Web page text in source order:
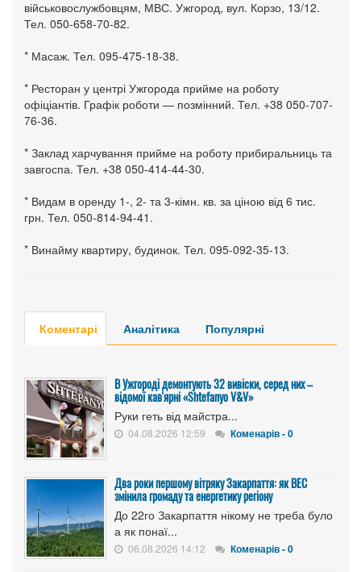
військовослужбовцям, МВС. Ужгород, вул. Корзо, 13/12.
Тел. 050-658-70-82.
* Масаж. Тел. 095-475-18-38.
* Ресторан у центрі Ужгорода прийме на роботу
офіціантів. Графік роботи — позмінний. Тел. +38 050-707-
76-36.
* Заклад харчування прийме на роботу прибиральниць та
завгоспа. Тел. +38 050-414-44-30.
* Видам в оренду 1-, 2- та 3-кімн. кв. за ціною від 6 тис.
грн. Тел. 050-814-94-41.
* Винайму квартиру, будинок. Тел. 095-092-35-13.
Коментарі Аналітика Популярні
В Ужгороді демонтують 32 вивіски, серед них –
відомої кав'ярні «Shtefanyo V&V»
Руки геть від майстра...
04.08.2026 12:59 Коменарів - 0
Два роки першому вітряку Закарпаття: як ВЕС
змінила громаду та енергетику регіону
До 22го Закарпаття нікому не треба було
а як понаї...
06.08.2026 14:12 Коменарів - 0